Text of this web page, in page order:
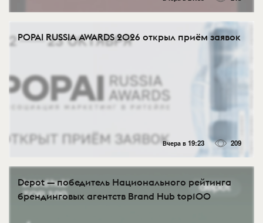
POPAI RUSSIA AWARDS 2026 открыл приём заявок
Вчера в 19:23 209
Depot — победитель Национального рейтинга
брендинговых агентств Brand Hub top100